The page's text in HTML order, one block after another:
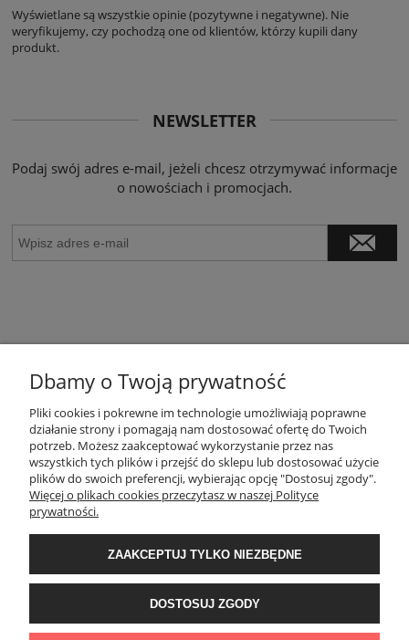
Wyświetlane są wszystkie opinie (pozytywne i negatywne). Nie
weryfikujemy, czy pochodzą one od klientów, którzy kupili dany
produkt.
NEWSLETTER
Podaj swój adres e-mail, jeżeli chcesz otrzymywać informacje
o nowościach i promocjach.
POMOC
MOJE KONTO
INFORMACJE
Dbamy o Twoją prywatność
Pliki cookies i pokrewne im technologie umożliwiają poprawne
działanie strony i pomagają nam dostosować ofertę do Twoich
potrzeb. Możesz zaakceptować wykorzystanie przez nas
wszystkich tych plików i przejść do sklepu lub dostosować użycie
plików do swoich preferencji, wybierając opcję "Dostosuj zgody".
Więcej o plikach cookies przeczytasz w naszej Polityce
prywatności.
ZAAKCEPTUJ TYLKO NIEZBĘDNE
DOSTOSUJ ZGODY